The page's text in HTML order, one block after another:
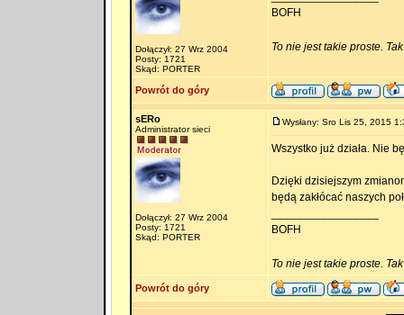
Dołączył: 27 Wrz 2004
Posty: 1721
Skąd: PORTER
BOFH
To nie jest takie proste.
Powrót do góry
sERo
Administrator sieci
Dołączył: 27 Wrz 2004
Posty: 1721
Skąd: PORTER
Wysłany: Sro Lis 25, 2015
Wszystko już działa. Nie
Dzięki dzisiejszym
będą zakłócać naszych
BOFH
To nie jest takie proste.
Powrót do góry